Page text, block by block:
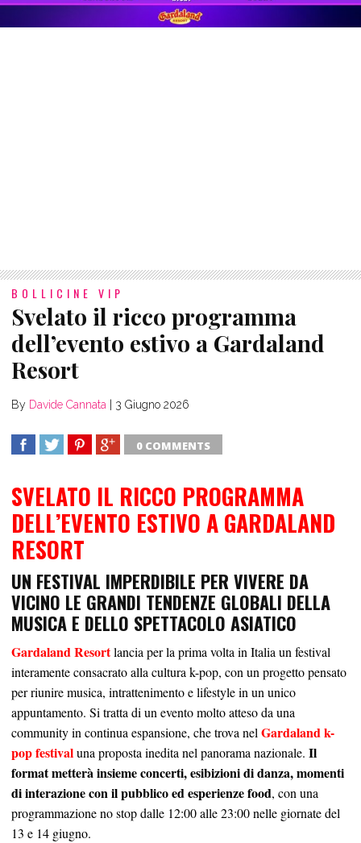
BOLLICINE VIP
Svelato il ricco programma
dell’evento estivo a Gardaland
Resort
By Davide Cannata 3 Giugno 2026
0 COMMENTS
SVELATO IL RICCO PROGRAMMA
DELL’EVENTO ESTIVO A GARDALAND
RESORT
UN FESTIVAL IMPERDIBILE PER VIVERE DA
VICINO LE GRANDI TENDENZE GLOBALI DELLA
MUSICA E DELLO SPETTACOLO ASIATICO
Gardaland Resortlancia per la prima volta in Italia un festival
interamente consacrato alla cultura k-pop, con un progetto pensato
per riunire musica, intrattenimento e lifestyle in un unico
appuntamento. Si tratta di un evento molto atteso da una
community in continua espansione, che trova nelGardaland k-
pop festivaluna proposta inedita nel panorama nazionale. Il
format metterà insieme concerti, esibizioni di danza, momenti
di interazione con il pubblico ed esperienze food, con una
programmazione no stop dalle 12:00 alle 23:00 nelle giornate del
13 e 14 giugno.